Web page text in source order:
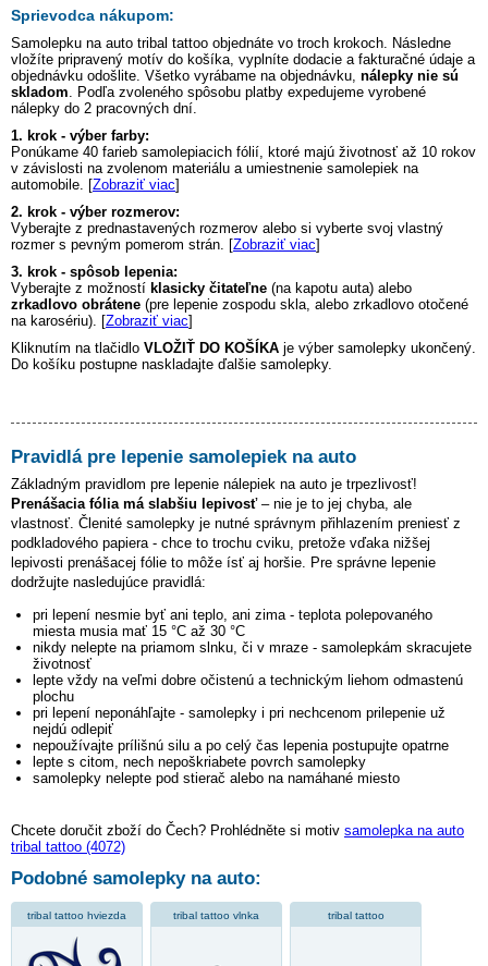
Sprievodca nákupom:
Samolepku na auto tribal tattoo objednáte vo troch krokoch. Následne
vložíte pripravený motív do košíka, vyplníte dodacie a fakturačné údaje a
objednávku odošlite. Všetko vyrábame na objednávku, nálepky nie sú
skladom. Podľa zvoleného spôsobu platby expedujeme vyrobené
nálepky do 2 pracovných dní.
1. krok - výber farby:
Ponúkame 40 farieb samolepiacich fólií, ktoré majú životnosť až 10 rokov
v závislosti na zvolenom materiálu a umiestnenie samolepiek na
automobile. [Zobraziť viac]
2. krok - výber rozmerov:
Vyberajte z prednastavených rozmerov alebo si vyberte svoj vlastný
rozmer s pevným pomerom strán. [Zobraziť viac]
3. krok - spôsob lepenia:
Vyberajte z možností klasicky čitateľne (na kapotu auta) alebo
zrkadlovo obrátene (pre lepenie zospodu skla, alebo zrkadlovo otočené
na karosériu). [Zobraziť viac]
Kliknutím na tlačidlo VLOŽIŤ DO KOŠÍKA je výber samolepky ukončený.
Do košíku postupne naskladajte ďalšie samolepky.
Pravidlá pre lepenie samolepiek na auto
Základným pravidlom pre lepenie nálepiek na auto je trpezlivosť!
Prenášacia fólia má slabšiu lepivosť– nie je to jej chyba, ale
vlastnosť. Členité samolepky je nutné správnym přihlazením preniesť z
podkladového papiera - chce to trochu cviku, pretože vďaka nižšej
lepivosti prenášacej fólie to môže ísť aj horšie. Pre správne lepenie
dodržujte nasledujúce pravidlá:
pri lepení nesmie byť ani teplo, ani zima - teplota polepovaného
miesta musia mať 15 °C až 30 °C
nikdy nelepte na priamom slnku, či v mraze - samolepkám skracujete
životnosť
lepte vždy na veľmi dobre očistenú a technickým liehom odmastenú
plochu
pri lepení neponáhľajte - samolepky i pri nechcenom prilepenie už
nejdú odlepiť
nepoužívajte prílišnú silu a po celý čas lepenia postupujte opatrne
lepte s citom, nech nepoškriabete povrch samolepky
samolepky nelepte pod stierač alebo na namáhané miesto
Chcete doručit zboží do Čech? Prohlédněte si motiv samolepka na auto
tribal tattoo (4072)
Podobné samolepky na auto:
tribal tattoo hviezda tribal tattoo vlnka tribal tattoo